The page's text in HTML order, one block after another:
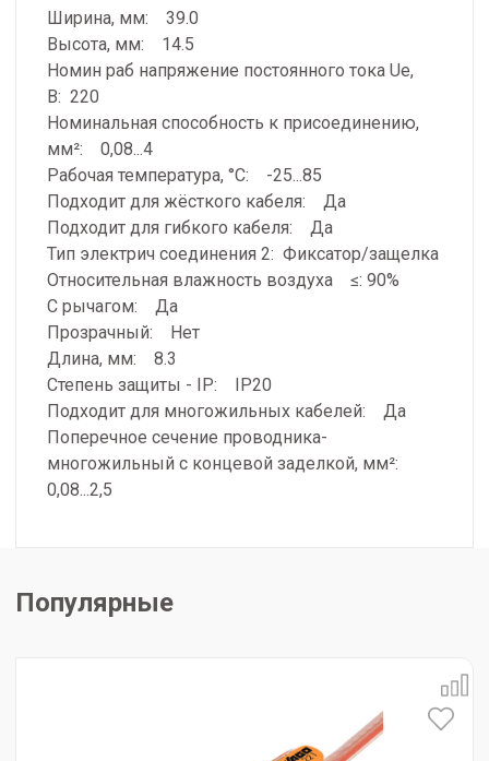
Ширина, мм: 39.0
Высота, мм: 14.5
Номин раб напряжение постоянного тока Ue,
В: 220
Номинальная способность к присоединению,
мм²: 0,08...4
Рабочая температура, °C: -25...85
Подходит для жёсткого кабеля: Да
Подходит для гибкого кабеля: Да
Тип электрич соединения 2: Фиксатор/защелка
Относительная влажность воздуха ≤: 90%
С рычагом: Да
Прозрачный: Нет
Длина, мм: 8.3
Степень защиты - IP: IP20
Подходит для многожильных кабелей: Да
Поперечное сечение проводника-
многожильный с концевой заделкой, мм²:
0,08...2,5
Популярные